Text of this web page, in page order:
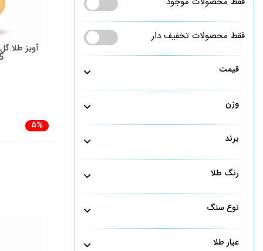
فقط محصولات تخفیف دار
قیمت
وزن
برند
رنگ طلا
نوع سنگ
عیار طلا
آویز طلا
5%